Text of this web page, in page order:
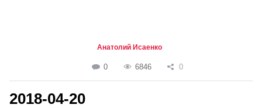
Анатолий Исаенко
0 6846 0
2018-04-20